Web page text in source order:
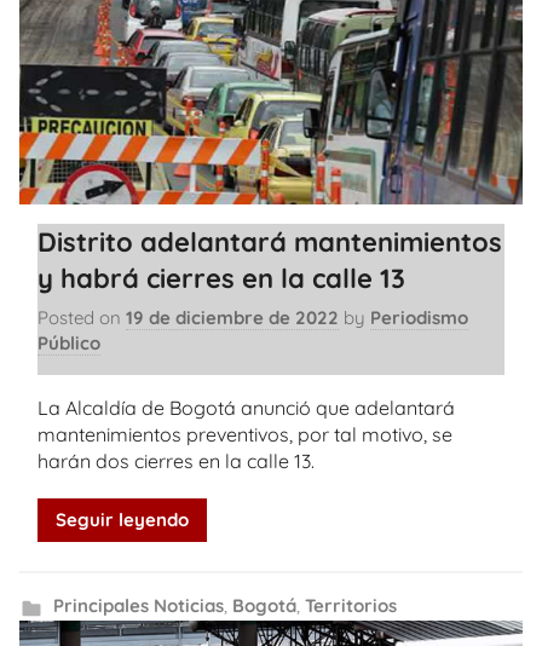
Distrito adelantará mantenimientos
y habrá cierres en la calle 13
Posted on 19 de diciembre de 2022 by Periodismo
Público
La Alcaldía de Bogotá anunció que adelantará
mantenimientos preventivos, por tal motivo, se
harán dos cierres en la calle 13.
Seguir leyendo
Principales Noticias, Bogotá, Territorios